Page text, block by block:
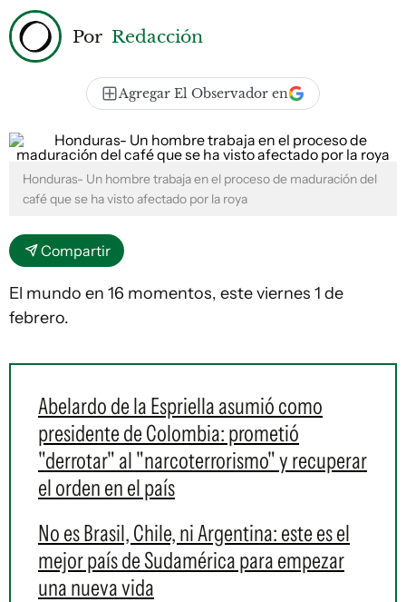
Por Redacción
Agregar El Observador en
Honduras- Un hombre trabaja en el proceso de maduración del
café que se ha visto afectado por la roya
Compartir
El mundo en 16 momentos, este viernes 1 de
febrero.
Abelardo de la Espriella asumió como
presidente de Colombia: prometió
"derrotar" al "narcoterrorismo" y recuperar
el orden en el país
No es Brasil, Chile, ni Argentina: este es el
mejor país de Sudamérica para empezar
una nueva vida